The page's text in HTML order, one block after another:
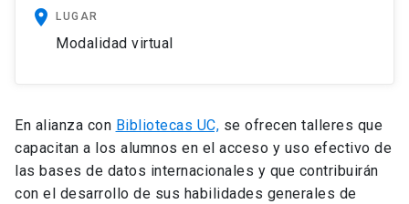
location_on LUGAR
Modalidad virtual
En alianza con Bibliotecas UC, se ofrecen talleres que
capacitan a los alumnos en el acceso y uso efectivo de
las bases de datos internacionales y que contribuirán
con el desarrollo de sus habilidades generales de